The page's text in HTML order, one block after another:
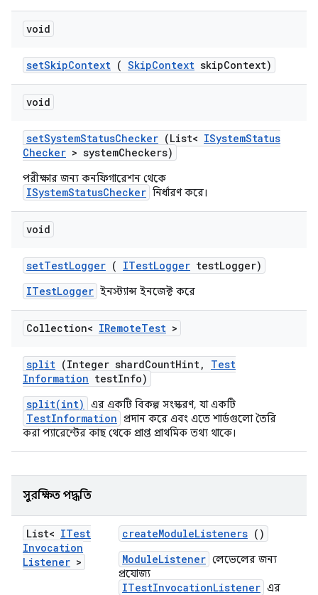
void
setSkipContext ( SkipContext skipContext)
void
setSystemStatusChecker (List< ISystemStatus
Checker > systemCheckers)
পরীক্ষার জন্য কনফিগারেশন থেকে
ISystemStatusChecker নির্ধারণ করে।
void
setTestLogger ( ITestLogger testLogger)
ITestLogger ইনস্ট্যান্স ইনজেক্ট করে
Collection< IRemoteTest >
split (Integer shardCountHint,
Test
Information testInfo)
split(int)
এর একটি বিকল্প সংস্করণ, যা একটি
TestInformation প্রদান করে এবং এতে শার্ডগুলো তৈরি
করা প্যারেন্টের কাছ থেকে প্রাপ্ত প্রাথমিক তথ্য থাকে।
সুরক্ষিত পদ্ধতি
List< ITest
Invocation
Listener >
createModuleListeners ()
ModuleListener লেভেলের জন্য
প্রযোজ্য
ITestInvocationListener এর